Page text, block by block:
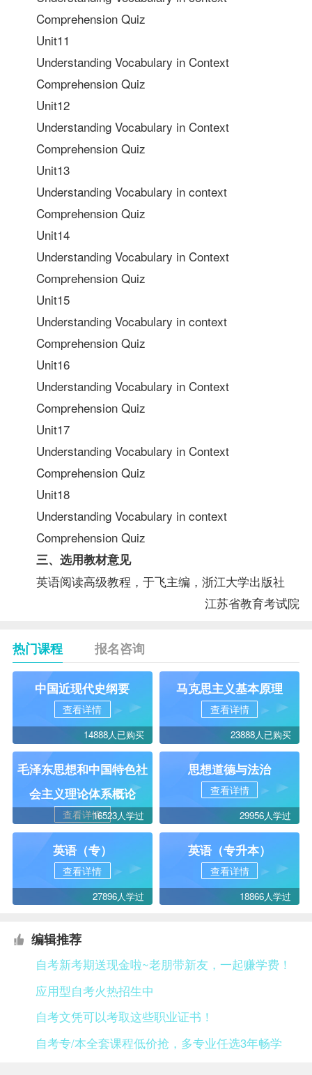
Comprehension Quiz
Unit11
Understanding Vocabulary in Context
Comprehension Quiz
Unit12
Understanding Vocabulary in Context
Comprehension Quiz
Unit13
Understanding Vocabulary in context
Comprehension Quiz
Unit14
Understanding Vocabulary in Context
Comprehension Quiz
Unit15
Understanding Vocabulary in context
Comprehension Quiz
Unit16
Understanding Vocabulary in Context
Comprehension Quiz
Unit17
Understanding Vocabulary in Context
Comprehension Quiz
Unit18
Understanding Vocabulary in context
Comprehension Quiz
三、选用教材意见
英语阅读高级教程，于飞主编，浙江大学出版社
江苏省教育考试院
热门课程 报名咨询
中国近现代史纲要
查看详情
14888人已购买
马克思主义基本原理
查看详情
23888人已购买
毛泽东思想和中国特色社
会主义理论体系概论
查看详情16523人学过
思想道德与法治
查看详情
29956人学过
英语（专）
查看详情
27896人学过
英语（专升本）
查看详情
18866人学过
编辑推荐
自考新考期送现金啦~老朋带新友，一起赚学费！
应用型自考火热招生中
自考文凭可以考取这些职业证书！
自考专/本全套课程低价抢，多专业任选3年畅学